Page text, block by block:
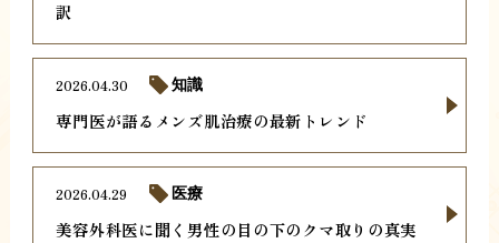
訳
専門医が語るメンズ肌治療の最新トレンド
2026.04.30 知識
美容外科医に聞く男性の目の下のクマ取りの真実
2026.04.29 医療